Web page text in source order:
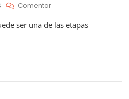
ComentarEn
Las
Confianza
ser una de las etapas